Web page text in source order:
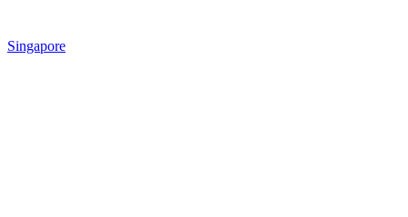
Singapore